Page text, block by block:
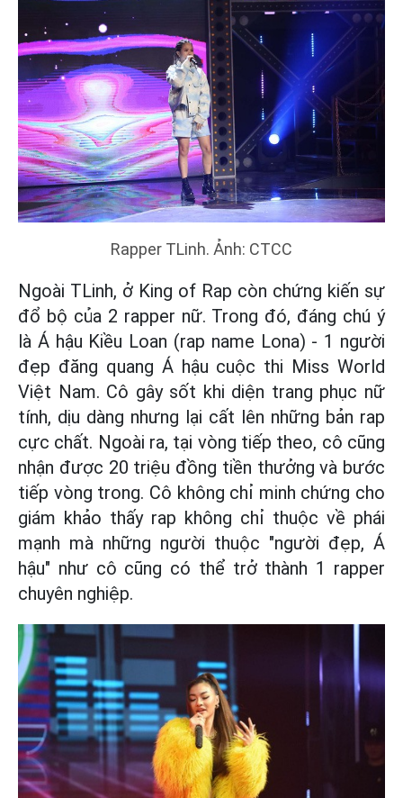
Rapper TLinh. Ảnh: CTCC
Ngoài TLinh, ở King of Rap còn chứng kiến sự
đổ bộ của 2 rapper nữ. Trong đó, đáng chú ý
là Á hậu Kiều Loan (rap name Lona) - 1 người
đẹp đăng quang Á hậu cuộc thi Miss World
Việt Nam. Cô gây sốt khi diện trang phục nữ
tính, dịu dàng nhưng lại cất lên những bản rap
cực chất. Ngoài ra, tại vòng tiếp theo, cô cũng
nhận được 20 triệu đồng tiền thưởng và bước
tiếp vòng trong. Cô không chỉ minh chứng cho
giám khảo thấy rap không chỉ thuộc về phái
mạnh mà những người thuộc "người đẹp, Á
hậu" như cô cũng có thể trở thành 1 rapper
chuyên nghiệp.